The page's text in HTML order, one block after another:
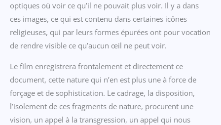
optiques où voir ce qu’il ne pouvait plus voir. Il y a dans
ces images, ce qui est contenu dans certaines icônes
religieuses, qui par leurs formes épurées ont pour vocation
de rendre visible ce qu’aucun œil ne peut voir.
Le film enregistrera frontalement et directement ce
document, cette nature qui n’en est plus une à force de
forçage et de sophistication. Le cadrage, la disposition,
l’isolement de ces fragments de nature, procurent une
vision, un appel à la transgression, un appel qui nous